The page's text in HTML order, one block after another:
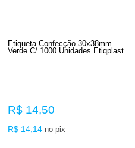
Etiqueta Confecção 30x38mm
Verde C/ 1000 Unidades Etiqplast
R$ 14,50
R$ 14,14 no pix